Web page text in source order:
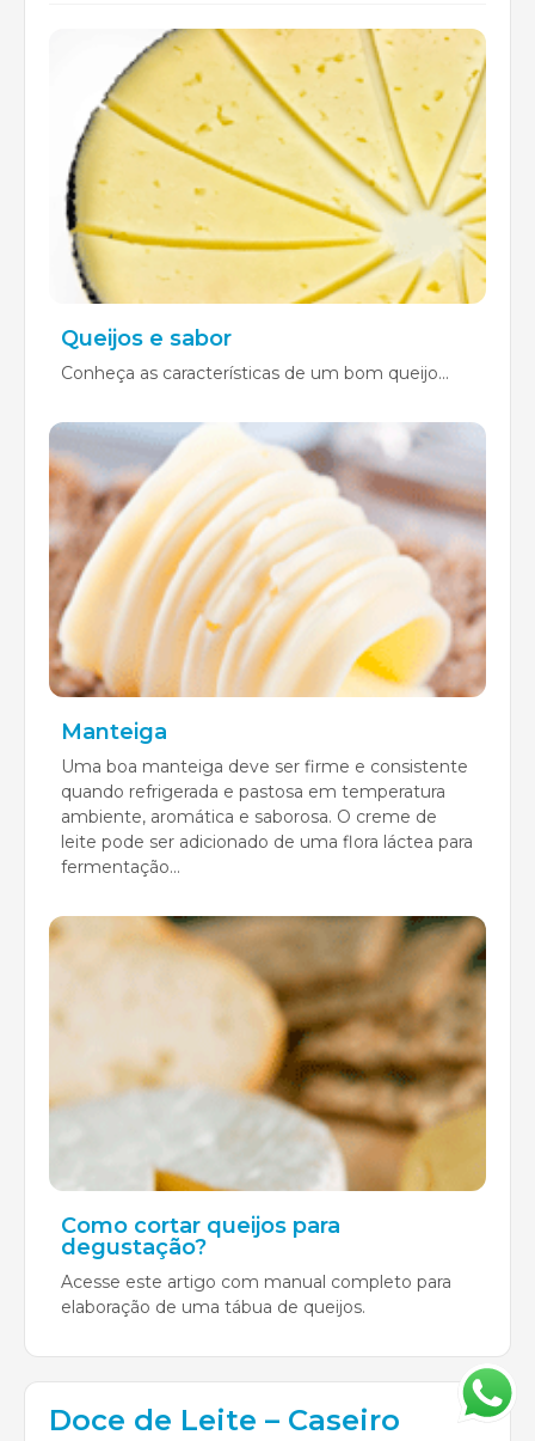
Queijos e sabor
Conheça as características de um bom queijo...
Manteiga
Uma boa manteiga deve ser firme e consistente
quando refrigerada e pastosa em temperatura
ambiente, aromática e saborosa. O creme de
leite pode ser adicionado de uma flora láctea para
fermentação...
Como cortar queijos para
degustação?
Acesse este artigo com manual completo para
elaboração de uma tábua de queijos.
Doce de Leite – Caseiro